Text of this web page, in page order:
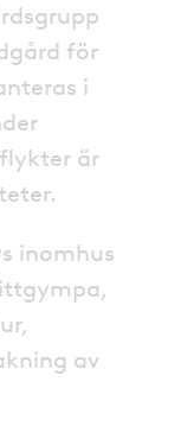
för
i
är
inomhus
av